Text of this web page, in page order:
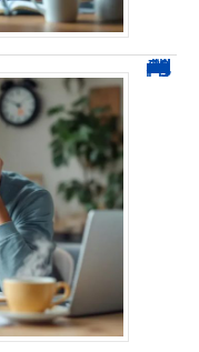
0270 démarchage : comment repérer, bloquer et signaler ces appels